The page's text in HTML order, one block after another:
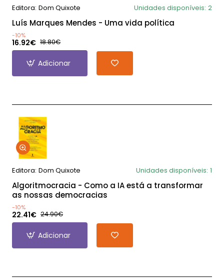
Editora: Dom Quixote Unidades disponíveis: 2
Luís Marques Mendes - Uma vida política
-10%
16.92€ 18.80€
Adicionar
Editora: Dom Quixote Unidades disponíveis: 1
Algoritmocracia - Como a IA está a transformar
as nossas democracias
-10%
22.41€ 24.90€
Adicionar